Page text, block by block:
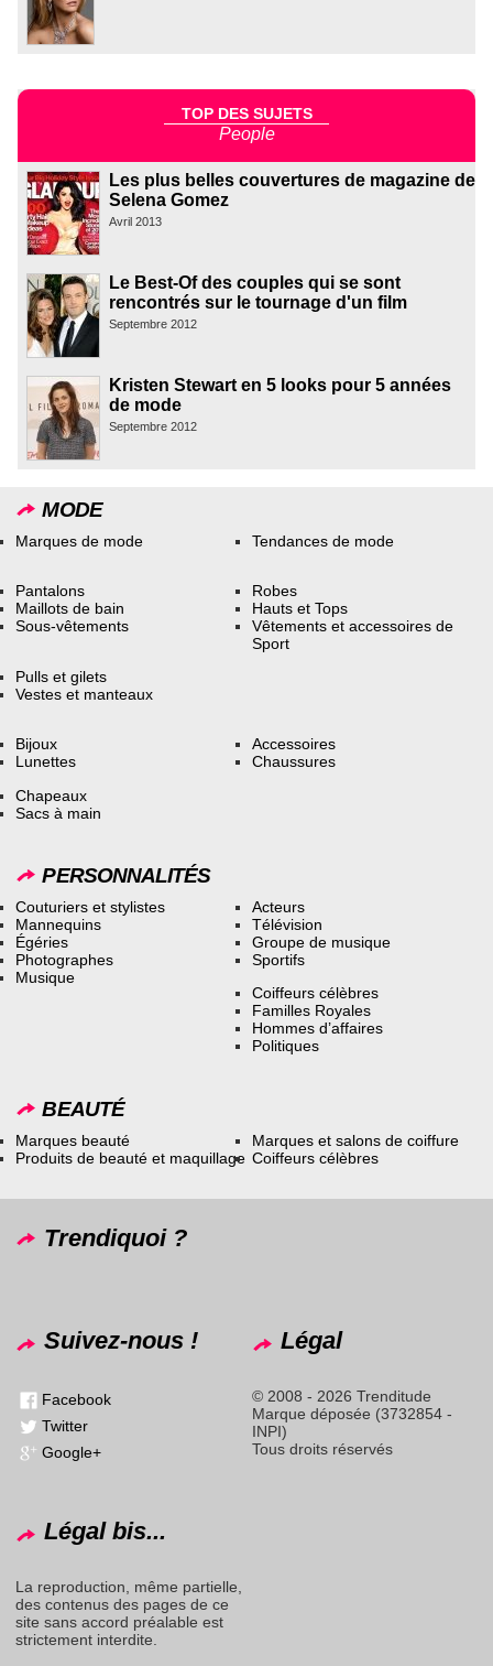
TOP DES SUJETS
People
Les plus belles couvertures de magazine de
Selena Gomez
Avril 2013
Le Best-Of des couples qui se sont
rencontrés sur le tournage d'un film
Septembre 2012
Kristen Stewart en 5 looks pour 5 années
de mode
Septembre 2012
MODE
Marques de mode Tendances de mode
Pantalons
Maillots de bain
Sous-vêtements
Robes
Hauts et Tops
Vêtements et accessoires de
Sport
Pulls et gilets
Vestes et manteaux
Bijoux
Lunettes
Accessoires
Chaussures
Chapeaux
Sacs à main
PERSONNALITÉS
Couturiers et stylistes
Mannequins
Égéries
Photographes
Musique
Acteurs
Télévision
Groupe de musique
Sportifs
Coiffeurs célèbres
Familles Royales
Hommes d’affaires
Politiques
BEAUTÉ
Marques beauté
Produits de beauté et maquillage
Marques et salons de coiffure
Coiffeurs célèbres
Trendiquoi ?
Suivez-nous !
Facebook
Twitter
Google+
Légal
© 2008 - 2026 Trenditude
Marque déposée (3732854 -
INPI)
Tous droits réservés
Légal bis...
La reproduction, même partielle,
des contenus des pages de ce
site sans accord préalable est
strictement interdite.